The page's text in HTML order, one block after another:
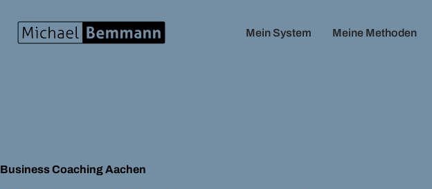
Mein System Meine Methoden
Business Coaching Aachen